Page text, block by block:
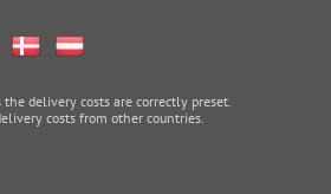
delivery costs are correctly preset.
costs from other countries.